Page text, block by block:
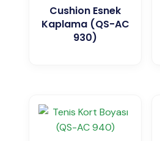
Cushion Esnek
Kaplama (QS-AC
930)